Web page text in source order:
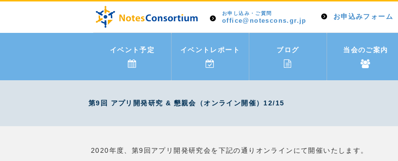
お申し込み・ご質問
office@notescons.gr.jp
お申込みフォーム
イベント予定 イベントレポート ブログ 当会のご案内
第9回 アプリ開発研究 & 懇親会（オンライン開催）12/15
2020年度、第9回アプリ開発研究会を下記の通りオンラインにて開催いたします。